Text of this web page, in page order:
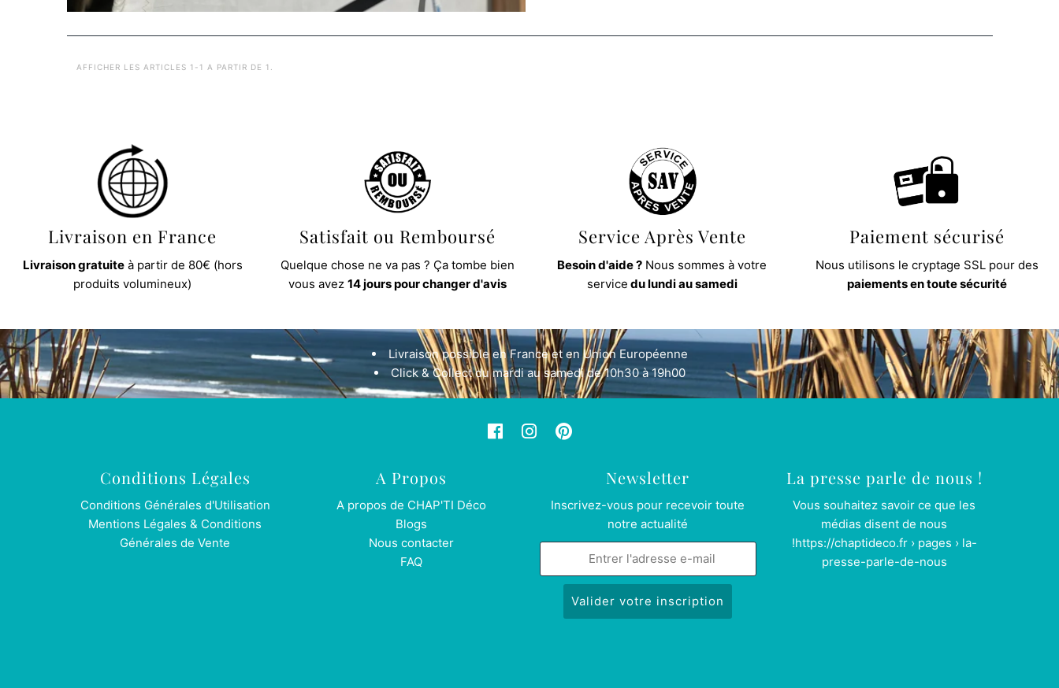
AFFICHER LES ARTICLES 1-1 A PARTIR DE 1.
Livraison en France
Livraison gratuiteà partir de 80€ (hors
produits volumineux)
Satisfait ou Remboursé
Quelque chose ne va pas ? Ça tombe bien
vous avez 14 jours pour changer d'avis
Service Après Vente
Besoin d'aide ? Nous sommes à votre
service du lundi au samedi
Paiement sécurisé
Nous utilisons le cryptage SSL pour des
paiements en toute sécurité
Livraison possible en France et en Union Européenne
Click & Collect du mardi au samedi de 10h30 à 19h00
Conditions Légales
Conditions Générales d'Utilisation
Mentions Légales & Conditions
Générales de Vente
A Propos
A propos de CHAP'TI Déco
Blogs
Nous contacter
FAQ
Newsletter
Inscrivez-vous pour recevoir toute
notre actualité
La presse parle de nous !
Vous souhaitez savoir ce que les
médias disent de nous
!https://chaptideco.fr › pages › la-
presse-parle-de-nous